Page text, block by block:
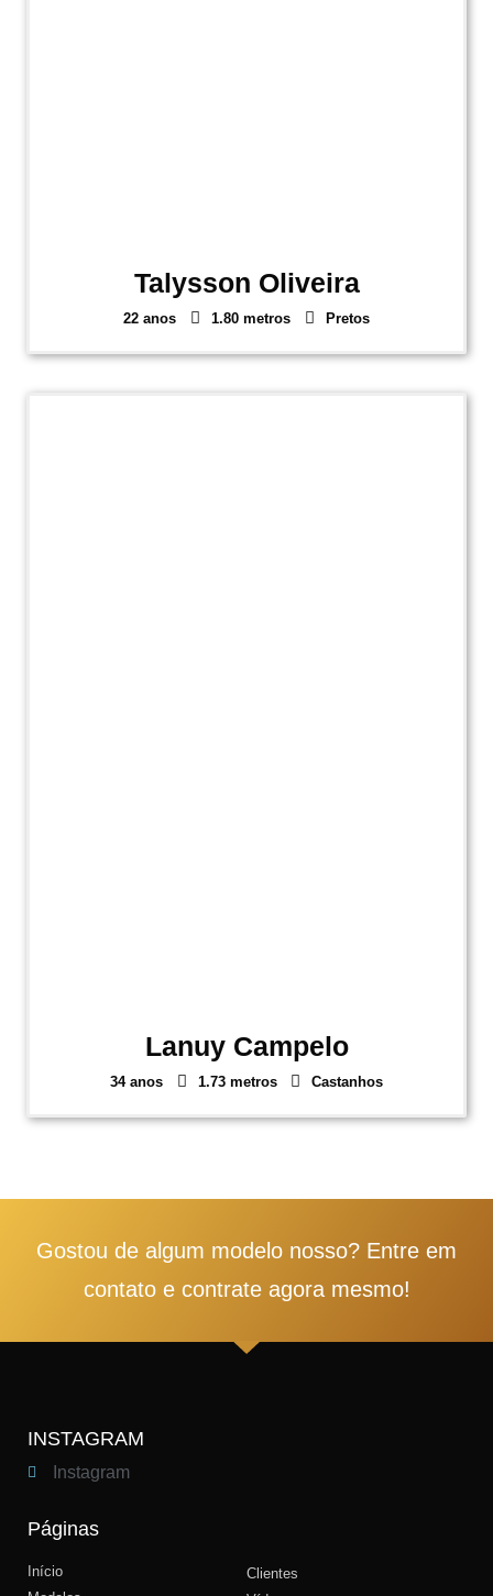
Talysson Oliveira
22 anos 1.80 metros Pretos
Lanuy Campelo
34 anos 1.73 metros Castanhos
Gostou de algum modelo nosso? Entre em
contato e contrate agora mesmo!
INSTAGRAM
Instagram
Páginas
Início
Clientes